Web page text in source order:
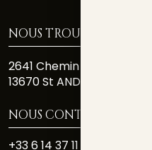
NOUS TROUVER
2641 Chemin Des Costiéres
13670 St ANDIOL
NOUS CONTACTER
+33 6 14 37 11 81